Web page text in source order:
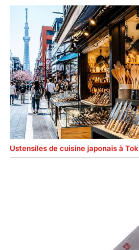
Ustensiles de cuisine japonais à